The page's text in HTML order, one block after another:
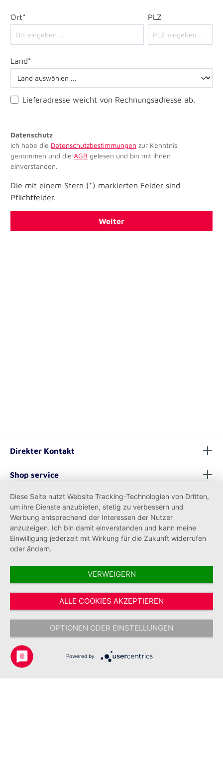
Ort* PLZ
Land*
Lieferadresse weicht von Rechnungsadresse ab.
Datenschutz
Ich habe die Datenschutzbestimmungen zur Kenntnis
genommen und die AGB gelesen und bin mit ihnen
einverstanden.
Die mit einem Stern (*) markierten Felder sind
Pflichtfelder.
Weiter
Direkter Kontakt
Shop service
Informationen
Vertrag widerrufen
* Alle Preise inkl. gesetzl. Mehrwertsteuer zzgl.Versandkostenund ggf.
Nachnahmegebühren, wenn nicht anders angegeben.
Copyright © 2026 Johanniter-Unfall-Hilfe e.V. - Alle Rechte
vorbehalten.
Diese Seite nutzt Website Tracking-Technologien von Dritten,
um ihre Dienste anzubieten, stetig zu verbessern und
Werbung entsprechend der Interessen der Nutzer
anzuzeigen. Ich bin damit einverstanden und kann meine
Einwilligung jederzeit mit Wirkung für die Zukunft widerrufen
oder ändern.
VERWEIGERN
ALLE COOKIES AKZEPTIEREN
OPTIONEN ODER EINSTELLUNGEN
Powered by